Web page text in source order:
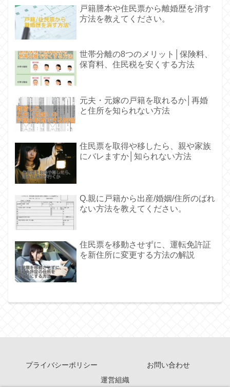
戸籍謄本や住民票から離婚歴を消す
方法を教えてください。
世帯分離の8つのメリット│保険料、
保育料、住民税を安くする方法
元夫・元嫁の戸籍を取れるか│再婚
と住所を知られない方法
住民票を取得や移したら、親や家族
にバレますか│知られない方法
Q.親に戸籍から出産/婚姻/住所のばれ
ない方法を教えてください。
住民票を移動させずに、運転免許証
を新住所に変更する方法の解説
プライバシーポリシー
お問い合わせ
運営組織